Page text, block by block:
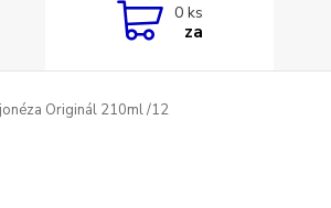
0 ks
za
Originál 210ml /12